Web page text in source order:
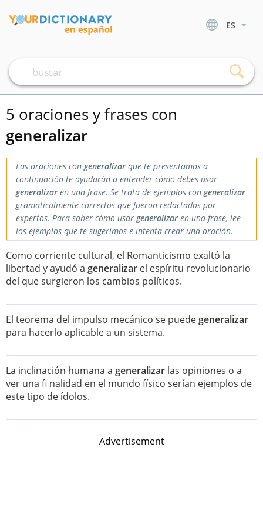
ES
5 oraciones y frases con
generalizar
Las oraciones con generalizar que te presentamos a
continuación te ayudarán a entender cómo debes usar
generalizar en una frase. Se trata de ejemplos con generalizar
gramaticalmente correctos que fueron redactados por
expertos. Para saber cómo usar generalizar en una frase, lee
los ejemplos que te sugerimos e intenta crear una oración.
Como corriente cultural, el Romanticismo exaltó la
libertad y ayudó a generalizar el espíritu revolucionario
del que surgieron los cambios políticos.
El teorema del impulso mecánico se puedegeneralizar
para hacerlo aplicable a un sistema.
La inclinación humana a generalizar las opiniones o a
ver una fi nalidad en el mundo físico serían ejemplos de
este tipo de ídolos.
Advertisement